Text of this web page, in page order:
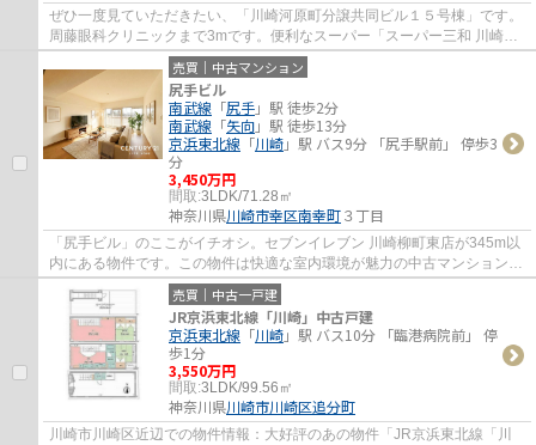
ぜひ一度見ていただきたい、「川崎河原町分譲共同ビル１５号棟」です。
周藤眼科クリニックまで3mです。便利なスーパー「スーパー三和 川崎遠
藤店」まで347mです。こちらの物件にはエレ...
売買｜中古マンション
尻手ビル
南武線 「尻手」駅 徒歩2分
南武線 「矢向」駅 徒歩13分
京浜東北線 「川崎」駅 バス9分 「尻手駅前」 停歩3
分
3,450万円
間取:3LDK/71.28㎡
神奈川県川崎市幸区南幸町３丁目
「尻手ビル」のここがイチオシ。セブンイレブン 川崎柳町東店が345m以
内にある物件です。この物件は快適な室内環境が魅力の中古マンションと
なっています。当社は多種多様な物件情報を...
売買｜中古一戸建
JR京浜東北線「川崎」中古戸建
京浜東北線 「川崎」駅 バス10分 「臨港病院前」 停
歩1分
3,550万円
間取:3LDK/99.56㎡
神奈川県川崎市川崎区追分町
川崎市川崎区近辺での物件情報：大好評のあの物件「JR京浜東北線「川